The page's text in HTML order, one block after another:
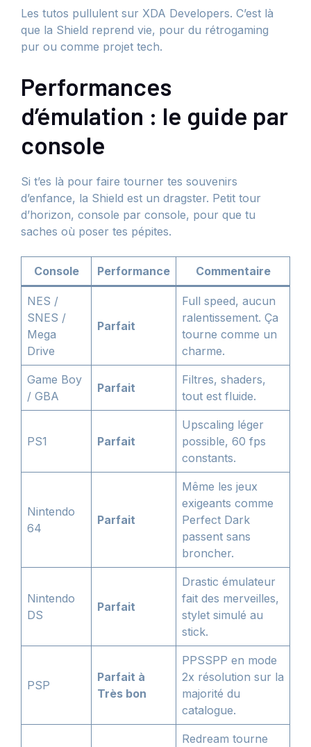
Les tutos pullulent sur XDA Developers. C’est là
que la Shield reprend vie, pour du rétrogaming
pur ou comme projet tech.
Performances
d’émulation : le guide par
console
Si t’es là pour faire tourner tes souvenirs
d’enfance, la Shield est un dragster. Petit tour
d’horizon, console par console, pour que tu
saches où poser tes pépites.
Console Performance Commentaire
NES /
SNES /
Mega
Drive
Parfait
Full speed, aucun
ralentissement. Ça
tourne comme un
charme.
Game Boy
/ GBA
Parfait
Filtres, shaders,
tout est fluide.
PS1 Parfait
Upscaling léger
possible, 60 fps
constants.
Nintendo
64
Parfait
Même les jeux
exigeants comme
Perfect Dark
passent sans
broncher.
Nintendo
DS
Parfait
Drastic émulateur
fait des merveilles,
stylet simulé au
stick.
PSP
Parfait à
Très bon
PPSSPP en mode
2x résolution sur la
majorité du
catalogue.
Redream tourne